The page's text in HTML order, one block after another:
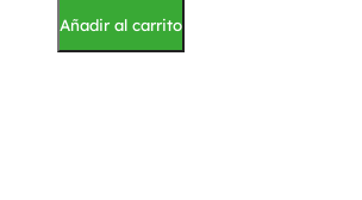
Añadir al carrito